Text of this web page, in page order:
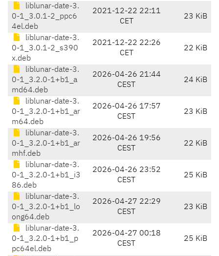
liblunar-date-3.
0-1_3.0.1-2_ppc6
4el.deb
2021-12-22 22:11
CET
23 KiB
liblunar-date-3.
0-1_3.0.1-2_s390
x.deb
2021-12-22 22:26
CET
22 KiB
liblunar-date-3.
0-1_3.2.0-1+b1_a
md64.deb
2026-04-26 21:44
CEST
24 KiB
liblunar-date-3.
0-1_3.2.0-1+b1_ar
m64.deb
2026-04-26 17:57
CEST
23 KiB
liblunar-date-3.
0-1_3.2.0-1+b1_ar
mhf.deb
2026-04-26 19:56
CEST
22 KiB
liblunar-date-3.
0-1_3.2.0-1+b1_i3
86.deb
2026-04-26 23:52
CEST
25 KiB
liblunar-date-3.
0-1_3.2.0-1+b1_lo
ong64.deb
2026-04-27 22:29
CEST
23 KiB
liblunar-date-3.
0-1_3.2.0-1+b1_p
pc64el.deb
2026-04-27 00:18
CEST
25 KiB